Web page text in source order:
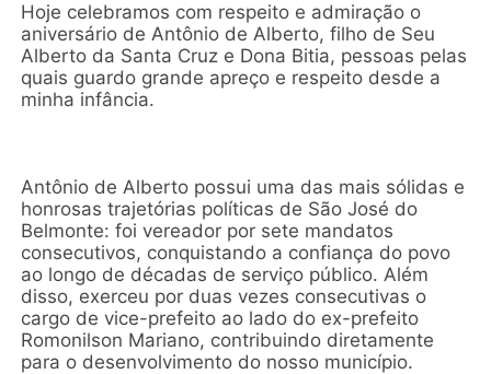
Hoje celebramos com respeito e admiração o
aniversário de Antônio de Alberto, filho de Seu
Alberto da Santa Cruz e Dona Bitia, pessoas pelas
quais guardo grande apreço e respeito desde a
minha infância.
Antônio de Alberto possui uma das mais sólidas e
honrosas trajetórias políticas de São José do
Belmonte: foi vereador por sete mandatos
consecutivos, conquistando a confiança do povo
ao longo de décadas de serviço público. Além
disso, exerceu por duas vezes consecutivas o
cargo de vice-prefeito ao lado do ex-prefeito
Romonilson Mariano, contribuindo diretamente
para o desenvolvimento do nosso município.